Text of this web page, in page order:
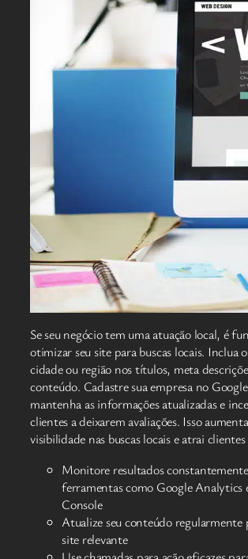
Se seu negócio tem uma atuação local, é
otimizar seu site para buscas locais. Inclua
cidade ou região nos títulos, meta
conteúdo. Cadastre sua empresa no
mantenha as informações atualizadas e
clientes a deixarem avaliações. Isso
visibilidade nas buscas locais e atrai clientes
Monitore resultados
ferramentas como Google Analytics
Console
Atualize seu conteúdo regularmente
site relevante